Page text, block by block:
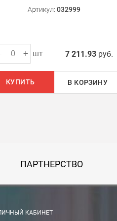
Артикул: 032999
+ шт 7 211.93 руб.
КУПИТЬ В КОРЗИНУ
ПАРТНЕРСТВО
КАБИНЕТ